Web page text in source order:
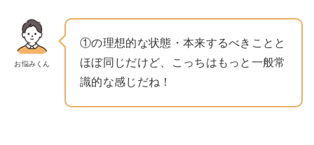
お悩みくん
①の理想的な状態・本来するべきことと
ほぼ同じだけど、こっちはもっと一般常
識的な感じだね！